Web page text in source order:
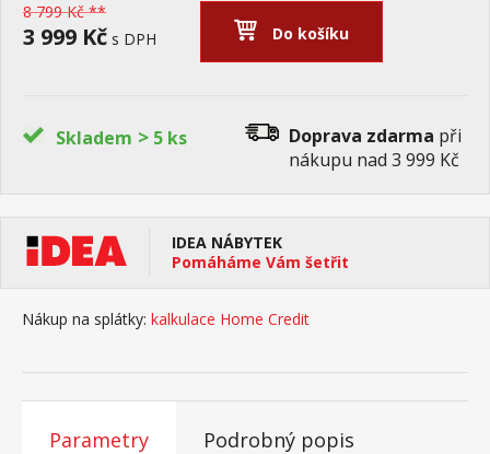
8 799 Kč **
3 999 Kč s DPH Do košíku
Skladem > 5 ks Doprava zdarma při
nákupu nad 3 999 Kč
IDEA NÁBYTEK
Pomáháme Vám šetřit
Nákup na splátky: kalkulace Home Credit
Parametry Podrobný popis